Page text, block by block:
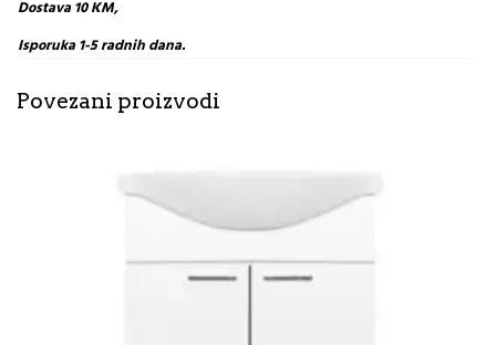
Dostava 10 KM,
Isporuka 1-5 radnih dana.
Povezani proizvodi